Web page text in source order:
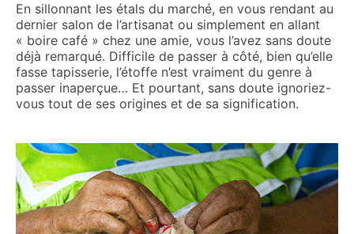
En sillonnant les étals du marché, en vous rendant au
dernier salon de l’artisanat ou simplement en allant
« boire café » chez une amie, vous l’avez sans doute
déjà remarqué. Difficile de passer à côté, bien qu’elle
fasse tapisserie, l’étoffe n’est vraiment du genre à
passer inaperçue… Et pourtant, sans doute ignoriez-
vous tout de ses origines et de sa signification.